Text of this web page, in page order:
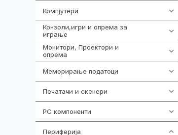
Компјутери
Конзоли,игри и опрема за
играње
Монитори, Проектори и
опрема
Меморирање податоци
Печатачи и скенери
PC компоненти
Периферија